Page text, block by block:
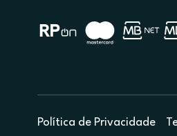
Política de Privacidade